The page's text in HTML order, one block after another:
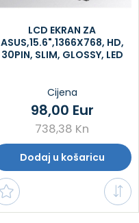
LCD EKRAN ZA
ASUS,15.6",1366X768, HD,
30PIN, SLIM, GLOSSY, LED
Cijena
738,38 Kn
98,00 Eur
Dodaj u košaricu